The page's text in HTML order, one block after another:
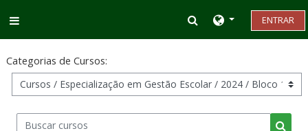
Alternar entrada
ENTRAR
Categorias de Cursos:
Buscar cursos